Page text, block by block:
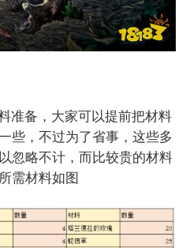
准备，大家可以提前把材料
些，不过为了省事，这些多
忽略不计，而比较贵的材料
需材料如图